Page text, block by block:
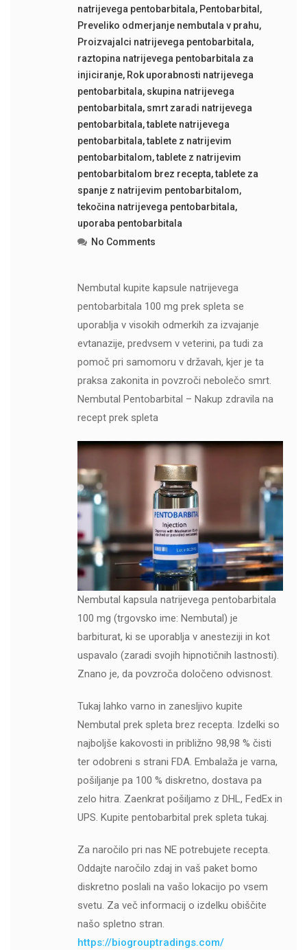
natrijevega pentobarbitala, Pentobarbital ,
Preveliko odmerjanje nembutala v prahu,
Proizvajalci natrijevega pentobarbitala,
raztopina natrijevega pentobarbitala za
injiciranje, Rok uporabnosti natrijevega
pentobarbitala, skupina natrijevega
pentobarbitala, smrt zaradi natrijevega
pentobarbitala,tablete natrijevega
pentobarbitala,tablete z natrijevim
pentobarbitalom,tablete z natrijevim
pentobarbitalom brez recepta,tablete za
spanje z natrijevim pentobarbitalom,
tekočina natrijevega pentobarbitala,
uporaba pentobarbitala
No Comments
Nembutal kupite kapsule natrijevega
pentobarbitala 100 mg prek spleta se
uporablja v visokih odmerkih za izvajanje
evtanazije, predvsem v veterini, pa tudi za
pomoč pri samomoru v državah, kjer je ta
praksa zakonita in povzroči nebolečo smrt.
Nembutal Pentobarbital – Nakup zdravila na
recept prek spleta
Nembutal kapsula natrijevega pentobarbitala
100 mg (trgovsko ime: Nembutal) je
barbiturat, ki se uporablja v anesteziji in kot
uspavalo (zaradi svojih hipnotičnih lastnosti).
Znano je, da povzroča določeno odvisnost.
Tukaj lahko varno in zanesljivo kupite
Nembutal prek spleta brez recepta. Izdelki so
najboljše kakovosti in približno 98,98 % čisti
ter odobreni s strani FDA. Embalaža je varna,
pošiljanje pa 100 % diskretno, dostava pa
zelo hitra. Zaenkrat pošiljamo z DHL, FedEx in
UPS. Kupite pentobarbital prek spleta tukaj.
Za naročilo pri nas NE potrebujete recepta.
Oddajte naročilo zdaj in vaš paket bomo
diskretno poslali na vašo lokacijo po vsem
svetu. Za več informacij o izdelku obiščite
našo spletno stran.
https://biogrouptradings.com/